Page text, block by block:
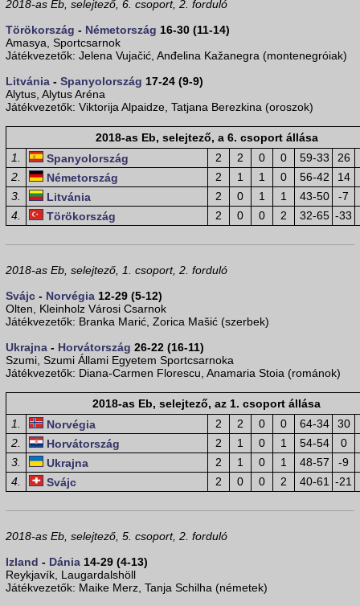
2018-as Eb, selejtező, 6. csoport, 2. forduló
Törökország - Németország 16-30 (11-14)
Amasya, Sportcsarnok
Játékvezetők: Jelena Vujačić, Anđelina Kažanegra (montenegróiak)
Litvánia - Spanyolország 17-24 (9-9)
Alytus, Alytus Aréna
Játékvezetők: Viktorija Alpaidze, Tatjana Berezkina (oroszok)
2018-as Eb, selejtező, a 6. csoport állása
1.
Spanyolország 2 2 0 0 59-33
26
2.
Németország 2 1 1 0 56-42
14
3.
Litvánia 2 0 1 1 43-50
-7
4.
Törökország 2 0 0 2 32-65 -33
2018-as Eb, selejtező, 1. csoport, 2. forduló
Svájc - Norvégia 12-29 (5-12)
Olten, Kleinholz Városi Csarnok
Játékvezetők: Branka Marić, Zorica Mašić (szerbek)
Ukrajna - Horvátország 26-22 (16-11)
Szumi, Szumi Állami Egyetem Sportcsarnoka
Játékvezetők: Diana-Carmen Florescu, Anamaria Stoia (románok)
2018-as Eb, selejtező, az 1. csoport állása
1.
Norvégia 2 2 0 0 64-34
30
2.
Horvátország 2 1 0 1 54-54
0
3.
Ukrajna 2 1 0 1 48-57
-9
4.
Svájc 2 0 0 2 40-61 -21
2018-as Eb, selejtező, 5. csoport, 2. forduló
Izland - Dánia 14-29 (4-13)
Reykjavík, Laugardalshöll
Játékvezetők: Maike Merz, Tanja Schilha (németek)